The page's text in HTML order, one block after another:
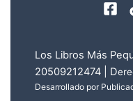
Los Libros Más
20509212474 | D
Desarrollado por